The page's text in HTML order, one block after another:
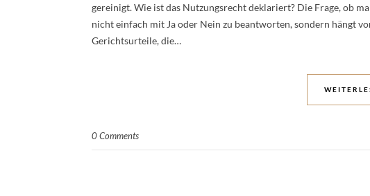
gereinigt. Wie ist das Nutzungsrecht deklariert? Die Frage, ob
nicht einfach mit Ja oder Nein zu beantworten, sondern hängt
Gerichtsurteile, die…
0 Comments